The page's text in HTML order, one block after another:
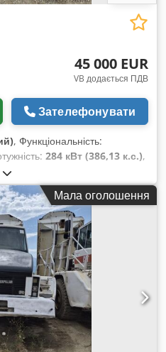
освітлення — дуже
— у хорошому
розподільче, заднє
45 000 EUR
VB додається ПДВ
Зателефонувати
, Функціональність:
284 кВт (386,13 к.с.),
навантаження:
машини/транспортного
, Самоскид у відмінному стані.
Мала оголошення